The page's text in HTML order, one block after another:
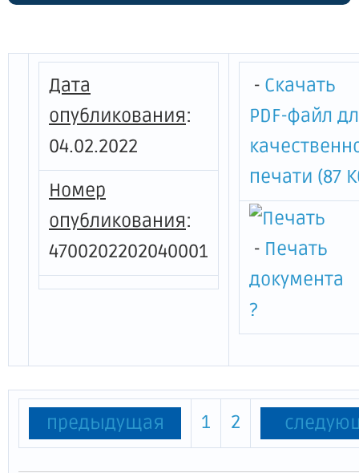
новой коронавирусной инфекции
области и признании утратившими силу
отдельных постановлений
Правительства Ленинградской области"
Дата
опубликования:
04.02.2022
Номер
опубликования:
4700202202040001
- Скачать
PDF-файл
печати (87
- Печать
документа
?
предыдущая 1 2